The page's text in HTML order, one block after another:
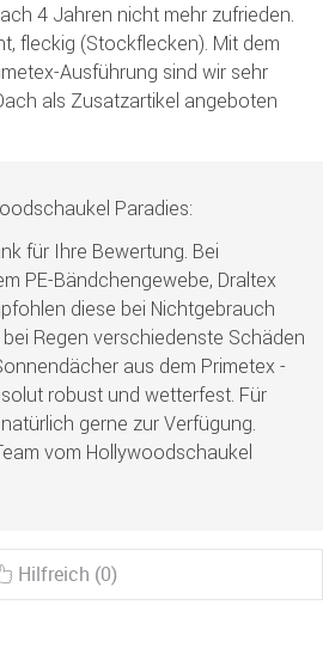
4 Jahren nicht mehr zufrieden.
fleckig (Stockflecken). Mit dem
Ausführung sind wir sehr
als Zusatzartikel angeboten
Paradies:
für Ihre Bewertung. Bei
PE-Bändchengewebe, Draltex
diese bei Nichtgebrauch
Regen verschiedenste Schäden
aus dem Primetex -
robust und wetterfest. Für
gerne zur Verfügung.
vom Hollywoodschaukel
Hilfreich (0)